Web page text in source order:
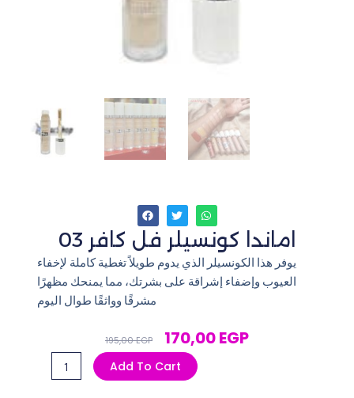
اماندا كونسيلر فل كافر 03
يوفر هذا الكونسيلر الذي يدوم طويلاً تغطية كاملة لإخفاء
العيوب وإضفاء إشراقة على بشرتك، مما يمنحك مظهرًا
مشرقًا وواثقًا طوال اليوم
195,00EGP Original
Price
Was:
170,00EGPCurrent
كونسيلر
Add To Cart